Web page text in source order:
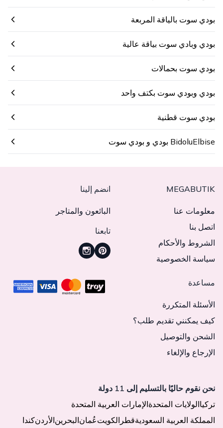
بودي سوت بالياقة المربعة
بودي وبادي سوت بياقة عالية
بودي سوت بحمالات
بودي وبودي سوت بكتف واحد
بودي سوت قطنية
BidoluElbise بودي و بودي سوت
MEGABUTIK
معلومات عنا
اتصل بنا
الشروط والأحكام
سياسة الخصوصية
انضم إلينا
البائعون والمتاجر
تابعنا
مساعدة
الأسئلة المتكررة
كيف يمكنني تقديم طلب؟
الشحن والتوصيل
الإرجاع والإلغاء
نحن نقوم حاليًا بالتسليم إلى 11 دولة
تركياالولايات المتحدةالإمارات العربية المتحدة
المملكة العربية السعوديةقطر الكويتعُمانالبحرينالأردنكندا